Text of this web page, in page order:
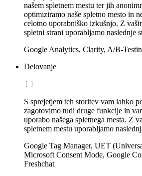
našem spletnem mestu ter jih
optimiziramo naše spletno mesto in
celotno uporabniško izkušnjo. Z
spletni strani uporabljamo naslednje
Google Analytics, Clarity, A/B-
Delovanje
S sprejetjem teh storitev vam lahko
zagotovimo tudi druge funkcije in
uporabo našega spletnega mesta. Z
spletnem mestu uporabljamo
Google Tag Manager, UET
Microsoft Consent Mode, Google
Freshchat